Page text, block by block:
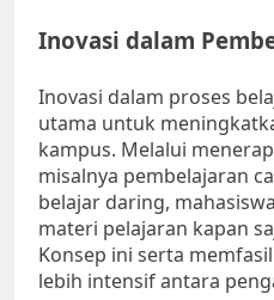
Inovasi dalam
Inovasi dalam proses
utama untuk
kampus. Melalui
misalnya pembelajaran
belajar daring,
materi pelajaran kapan
Konsep ini serta
lebih intensif antara